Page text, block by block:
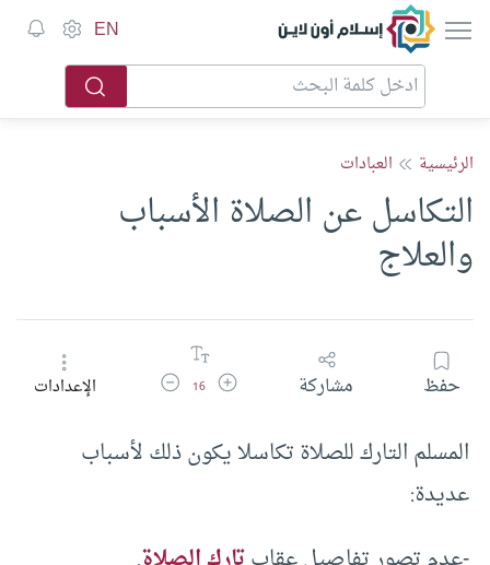
إسلام أون لاين EN
الرئيسية العبادات
التكاسل عن الصلاة الأسباب
والعلاج
حفظ مشاركة زيادة حجم الخط
16 تقليل حجم الخطالإعدادات
المسلم التارك للصلاة تكاسلا يكون ذلك لأسباب
عديدة: